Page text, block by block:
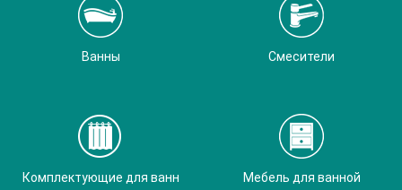
Ванны Смесители
Комплектующие для ванн Мебель для ванной